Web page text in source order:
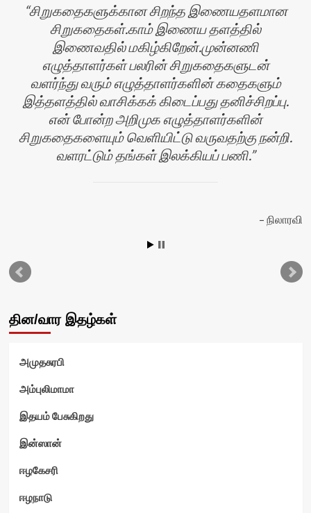
சிறுகதைகளுக்கான சிறந்த இணையதளமான
சிறுகதைகள்.காம் இணைய தளத்தில்
இணைவதில் மகிழ்கிறேன்.முன்னணி
எழுத்தாளர்கள் பலரின் சிறுகதைகளுடன்
வளர்ந்து வரும் எழுத்தாளர்களின் கதைகளும்
இத்தளத்தில் வாசிக்கக் கிடைப்பது தனிச்சிறப்பு.
என் போன்ற அறிமுக எழுத்தாளர்களின்
சிறுகதைகளையும் வெளியிட்டு வருவதற்கு நன்றி.
வளரட்டும் தங்கள் இலக்கியப் பணி.
நிலாரவி
தின/வார இதழ்கள்
அமுதசுரபி
அம்புலிமாமா
இதயம் பேசுகிறது
இன்ஸான்
ஈழகேசரி
ஈழநாடு